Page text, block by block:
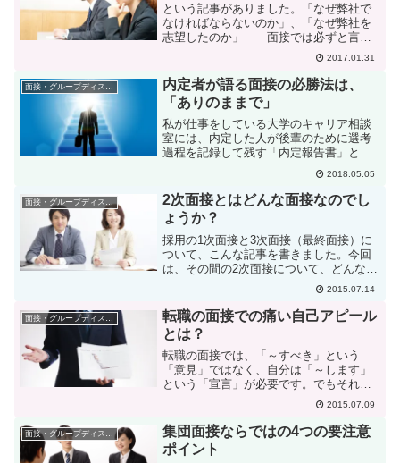
という記事がありました。「なぜ弊社で
なければならないのか」、「なぜ弊社を
志望したのか」――面接では必ずと言っ
ていいほど頻繁に聞かれる質問だ。に対
して、「特に気にしても居ない会社のた
めにいちいち口説き文句考えるのほんと
だるいんだよ」「志望理由...
2017.01.31
面接・グループディスカッション
内定者が語る面接の必勝法は、
「ありのままで」
私が仕事をしている大学のキャリア相談
室には、内定した人が後輩のために選考
過程を記録して残す「内定報告書」とい
うものがファイルされています。また、
年に何回か、内定した4年生の中から何人
かに依頼して、これから就活する3年生に
就活の体験談を語って...
2018.05.05
面接・グループディスカッション
2次面接とはどんな面接なのでし
ょうか？
採用の1次面接と3次面接（最終面接）に
ついて、こんな記事を書きました。今回
は、その間の2次面接について、どんな面
接官が何を見る面接なのか、書いてみた
いと思います。2次面接こそが選考のヤマ
場2次面接とはどんな面接なのかを考える
ために、1次面接...
2015.07.14
転職の面接での痛い自己アピール
とは？
転職の面接では、「～すべき」という
「意見」ではなく、自分は「～します」
という「宣言」が必要です。でもそれを
勘違いして、意見に終始するアピールを
してしまう人がいます。この点の注意点
を書いてみました。
2015.07.09
集団面接ならではの4つの要注意
ポイント